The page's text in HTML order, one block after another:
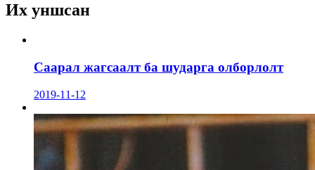
Их уншсан
Саарал жагсаалт ба шударга олборлолт
2019-11-12